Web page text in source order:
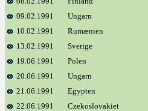
09.02.1991
Ungarn
10.02.1991
Rumænien
13.02.1991
Sverige
19.06.1991
Polen
20.06.1991
Ungarn
21.06.1991
Egypten
22.06.1991
Czekoslovakiet